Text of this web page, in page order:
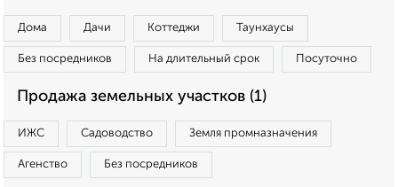
Дома Дачи Коттеджи Таунхаусы
Без посредников На длительный срок Посуточно
Продажа земельных участков (1)
ИЖС Садоводство Земля промназначения
Агенство Без посредников